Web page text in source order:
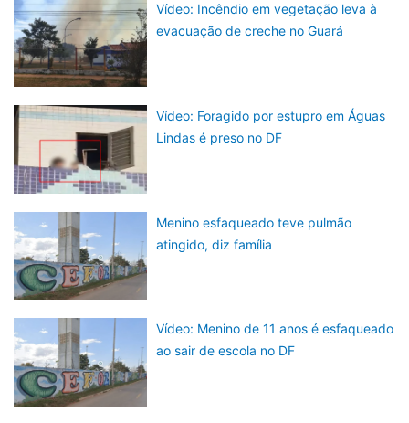
Vídeo: Incêndio em vegetação leva à
evacuação de creche no Guará
Vídeo: Foragido por estupro em Águas
Lindas é preso no DF
Menino esfaqueado teve pulmão
atingido, diz família
Vídeo: Menino de 11 anos é esfaqueado
ao sair de escola no DF